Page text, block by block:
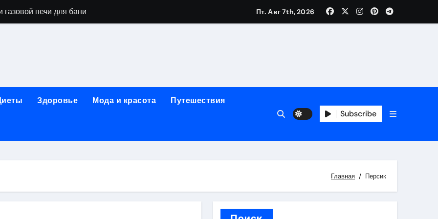
печи для бани
применения GPU-серверов
обучения и актуальные профессиональные ориентиры
реабилитации при алкогольной зависимости: персональный подход и лицензированные врачи
принципы, показания и этапы установки импланта за один день
Пт. Авг 7th, 2026
Здоровье Мода и красота Путешествия
Subscribe
Главная Персик